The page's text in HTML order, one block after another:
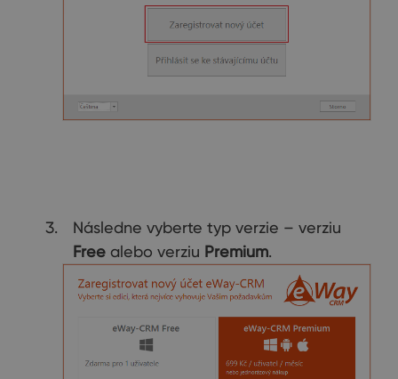
Následne vyberte typ verzie – verziu
Free alebo verziu Premium.